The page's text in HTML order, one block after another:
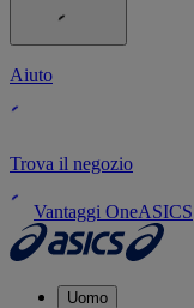
Aiuto
Trova il negozio
Vantaggi OneASICS
Uomo